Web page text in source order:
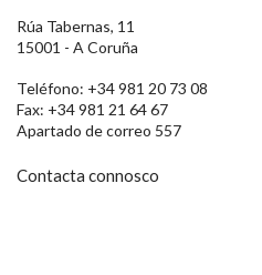
Protección de Datos de Carácter
así como calquera outra información
oposición e cancelación dos
Rúa Tabernas, 11
15001 - A Coruña
Teléfono: +34 981 20 73 08
Fax: +34 981 21 64 67
Apartado de correo 557
Contacta connosco